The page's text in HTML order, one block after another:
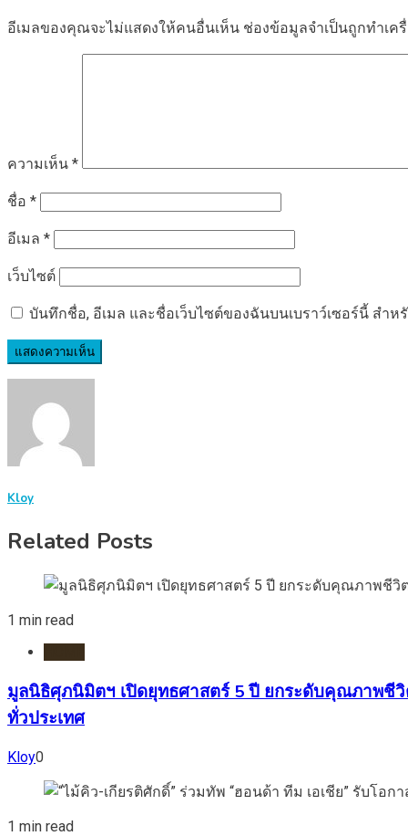
อีเมลของคุณจะไม่แสดงให้คนอื่นเห็น ช่องข้อมูลจำเป็นถูกทำเค
ความเห็น *
ชื่อ *
อีเมล *
เว็บไซต์
บันทึกชื่อ, อีเมล และชื่อเว็บไซต์ของฉันบนเบราว์เซอร์นี้ สำห
Kloy
Related Posts
1 min read
มูลนิธิศุภนิมิตฯ เปิดยุทธศาสตร์ 5 ปี ยกระดับคุณภาพชี
ทั่วประเทศ
Kloy0
1 min read